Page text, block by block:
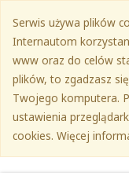
treści
głównej
Serwis używa plików
Internautom
www oraz do celów
plików, to zgadzasz
Twojego komputera.
ustawienia
cookies. Więcej